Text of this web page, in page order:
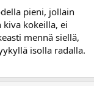
pieni, jollain
kokeilla, ei
mennä siellä,
isolla radalla.